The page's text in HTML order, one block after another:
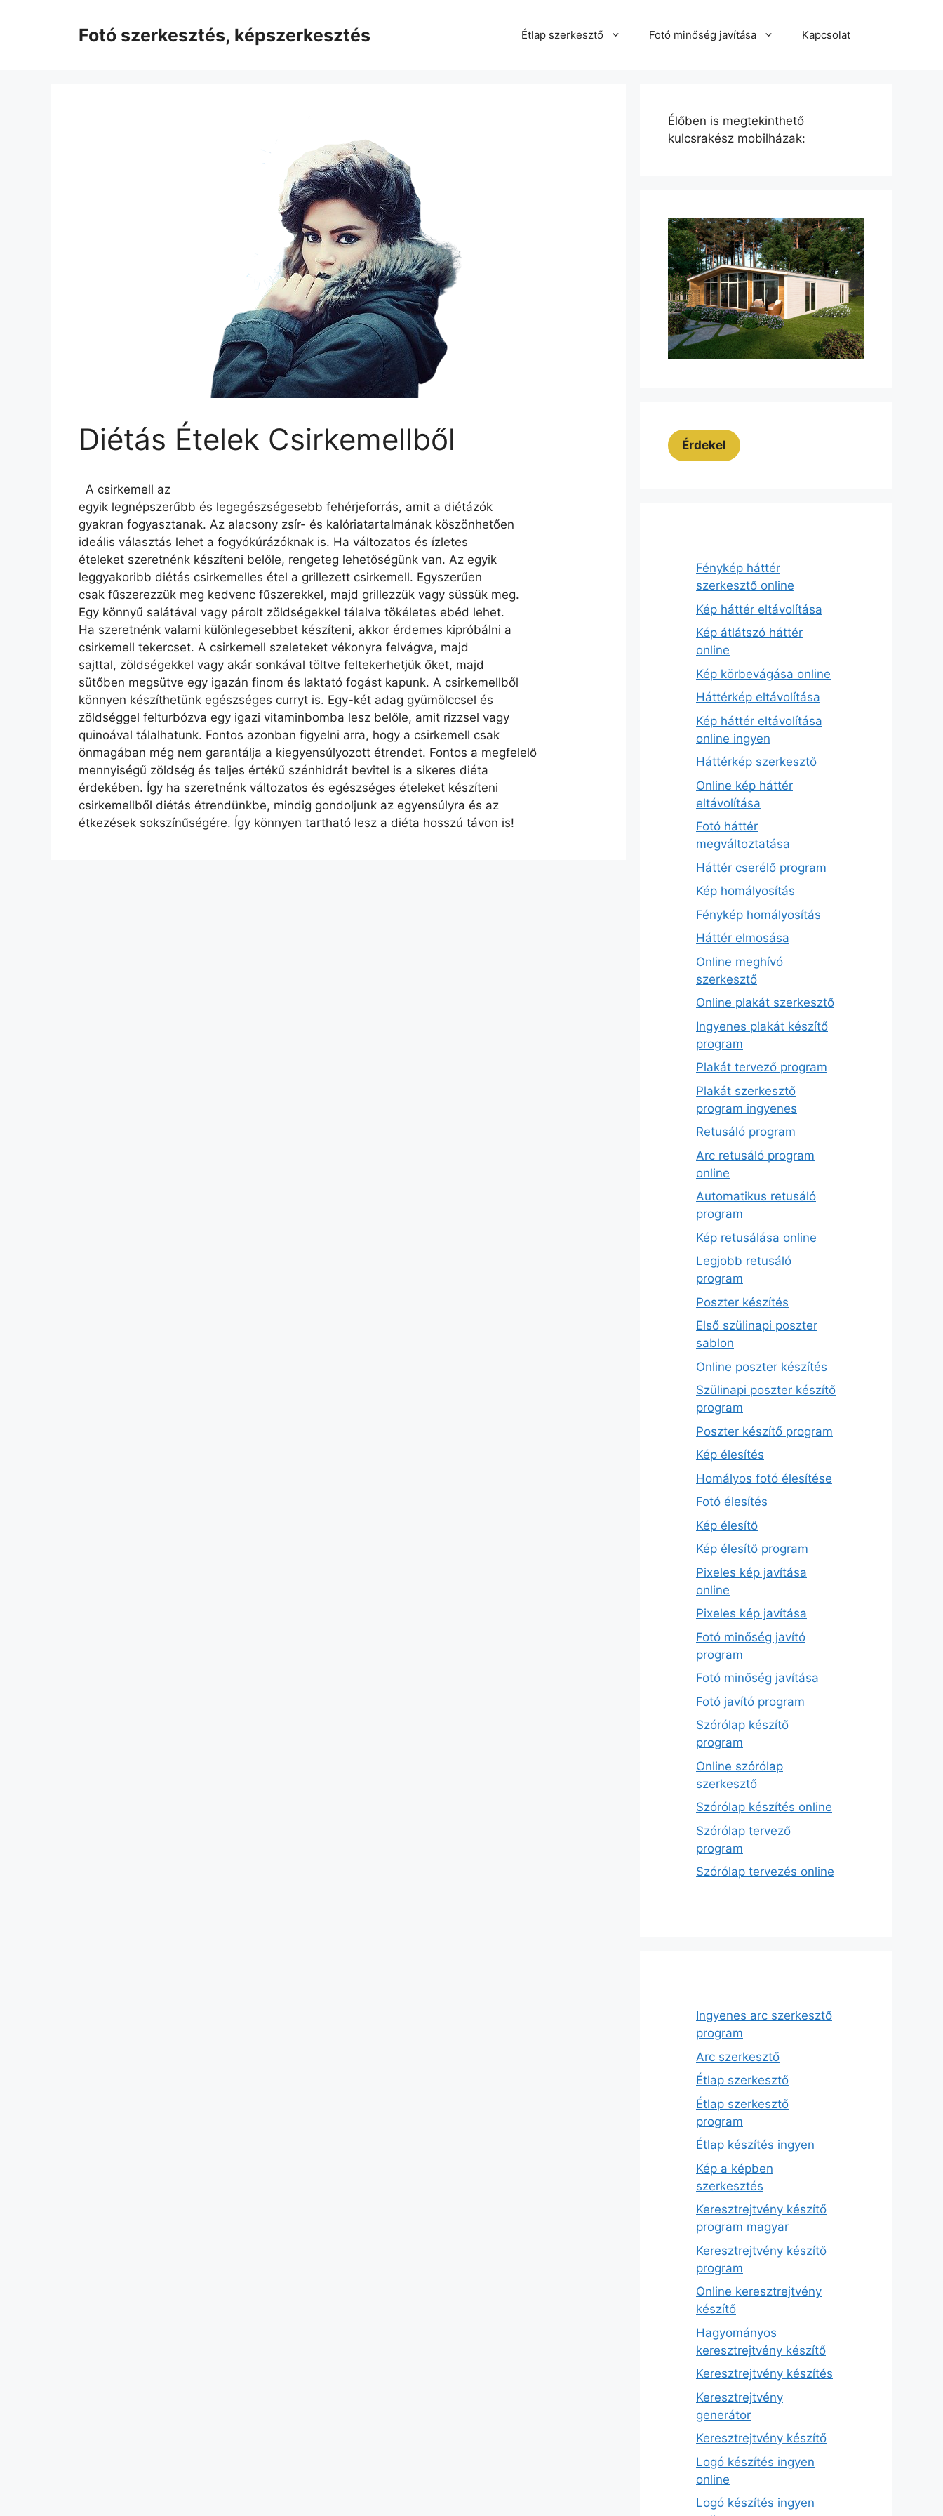
Fotó szerkesztés, képszerkesztés Étlap szerkesztő Fotó minőség javítása Kapcsolat
Diétás Ételek Csirkemellből
A csirkemell az
egyik legnépszerűbb és legegészségesebb fehérjeforrás, amit a diétázók
gyakran fogyasztanak. Az alacsony zsír- és kalóriatartalmának köszönhetően
ideális választás lehet a fogyókúrázóknak is. Ha változatos és ízletes
ételeket szeretnénk készíteni belőle, rengeteg lehetőségünk van. Az egyik
leggyakoribb diétás csirkemelles étel a grillezett csirkemell. Egyszerűen
csak fűszerezzük meg kedvenc fűszerekkel, majd grillezzük vagy süssük meg.
Egy könnyű salátával vagy párolt zöldségekkel tálalva tökéletes ebéd lehet.
Ha szeretnénk valami különlegesebbet készíteni, akkor érdemes kipróbálni a
csirkemell tekercset. A csirkemell szeleteket vékonyra felvágva, majd
sajttal, zöldségekkel vagy akár sonkával töltve feltekerhetjük őket, majd
sütőben megsütve egy igazán finom és laktató fogást kapunk. A csirkemellből
könnyen készíthetünk egészséges curryt is. Egy-két adag gyümölccsel és
zöldséggel felturbózva egy igazi vitaminbomba lesz belőle, amit rizzsel vagy
quinoával tálalhatunk. Fontos azonban figyelni arra, hogy a csirkemell csak
önmagában még nem garantálja a kiegyensúlyozott étrendet. Fontos a megfelelő
mennyiségű zöldség és teljes értékű szénhidrát bevitel is a sikeres diéta
érdekében. Így ha szeretnénk változatos és egészséges ételeket készíteni
csirkemellből diétás étrendünkbe, mindig gondoljunk az egyensúlyra és az
étkezések sokszínűségére. Így könnyen tartható lesz a diéta hosszú távon is!
Élőben is megtekinthető
kulcsrakész mobilházak:
Érdekel
Fénykép háttér
szerkesztő online
Kép háttér eltávolítása
Kép átlátszó háttér
online
Kép körbevágása online
Háttérkép eltávolítása
Kép háttér eltávolítása
online ingyen
Háttérkép szerkesztő
Online kép háttér
eltávolítása
Fotó háttér
megváltoztatása
Háttér cserélő program
Kép homályosítás
Fénykép homályosítás
Háttér elmosása
Online meghívó
szerkesztő
Online plakát szerkesztő
Ingyenes plakát készítő
program
Plakát tervező program
Plakát szerkesztő
program ingyenes
Retusáló program
Arc retusáló program
online
Automatikus retusáló
program
Kép retusálása online
Legjobb retusáló
program
Poszter készítés
Első szülinapi poszter
sablon
Online poszter készítés
Szülinapi poszter készítő
program
Poszter készítő program
Kép élesítés
Homályos fotó élesítése
Fotó élesítés
Kép élesítő
Kép élesítő program
Pixeles kép javítása
online
Pixeles kép javítása
Fotó minőség javító
program
Fotó minőség javítása
Fotó javító program
Szórólap készítő
program
Online szórólap
szerkesztő
Szórólap készítés online
Szórólap tervező
program
Szórólap tervezés online
Ingyenes arc szerkesztő
program
Arc szerkesztő
Étlap szerkesztő
Étlap szerkesztő
program
Étlap készítés ingyen
Kép a képben
szerkesztés
Keresztrejtvény készítő
program magyar
Keresztrejtvény készítő
program
Online keresztrejtvény
készítő
Hagyományos
keresztrejtvény készítő
Keresztrejtvény készítés
Keresztrejtvény
generátor
Keresztrejtvény készítő
Logó készítés ingyen
online
Logó készítés ingyen